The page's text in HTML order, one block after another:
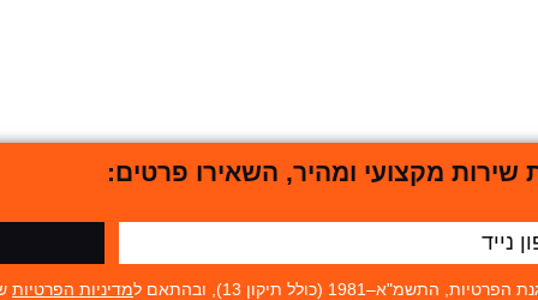
שירות מקצועי ומהיר, השאירו פרטים:
(כולל תיקון 13), ובהתאם ל מדיניות הפרטיות